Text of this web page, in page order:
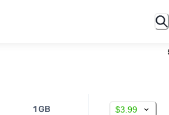
1 GB $3.99